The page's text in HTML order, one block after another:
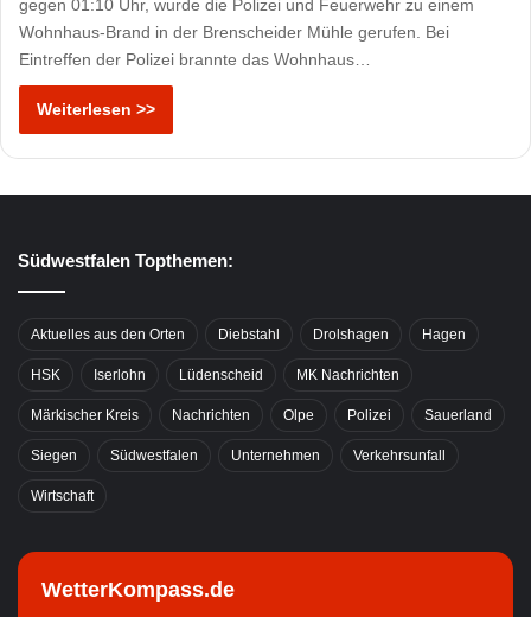
gegen 01:10 Uhr, wurde die Polizei und Feuerwehr zu einem
Wohnhaus-Brand in der Brenscheider Mühle gerufen. Bei
Eintreffen der Polizei brannte das Wohnhaus…
Weiterlesen >>
Südwestfalen Topthemen:
Aktuelles aus den Orten Diebstahl Drolshagen Hagen
HSK Iserlohn Lüdenscheid MK Nachrichten
Märkischer Kreis Nachrichten Olpe Polizei Sauerland
Siegen Südwestfalen Unternehmen Verkehrsunfall
Wirtschaft
WetterKompass.de